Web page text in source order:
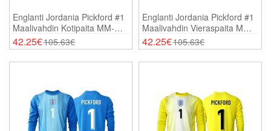
Englanti Jordania Pickford #1
Maalivahdin Kotipaita MM-
Kisat 2026 Lyhythihainen
42.25€105.63€
Englanti Jordania Pickford #1
Maalivahdin Vieraspaita MM-
Kisat 2026 Lyhythihainen
42.25€105.63€